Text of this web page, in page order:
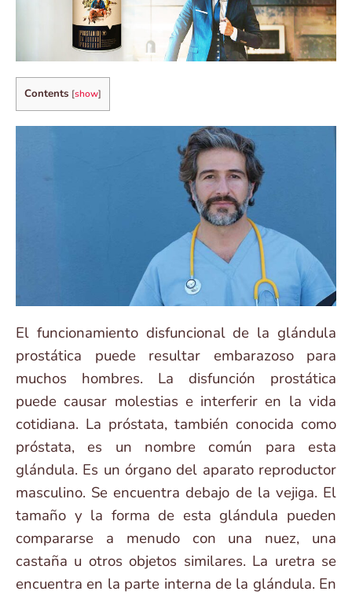
Contents [show]
El funcionamiento disfuncional de la glándula
prostática puede resultar embarazoso para
muchos hombres. La disfunción prostática
puede causar molestias e interferir en la vida
cotidiana. La próstata, también conocida como
próstata, es un nombre común para esta
glándula. Es un órgano del aparato reproductor
masculino. Se encuentra debajo de la vejiga. El
tamaño y la forma de esta glándula pueden
compararse a menudo con una nuez, una
castaña u otros objetos similares. La uretra se
encuentra en la parte interna de la glándula. En